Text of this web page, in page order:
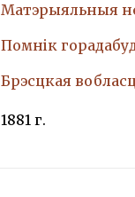
Матэрыяльныя
Помнiк
Брэсцкая
1881 г.